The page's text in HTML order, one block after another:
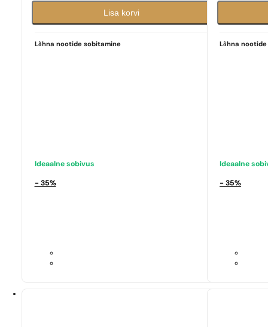
Ideaalne
Lisa korvi
Lõhna nootide sobitamine
Ideaalne sobivus
- 35%
Lõhna
Ideaalne
- 35%